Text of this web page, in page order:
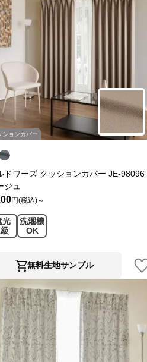
ションカバー
ドワーズ クッションカバー JE-98096
ジュ
円(税込)～
光
洗濯機
OK
無料生地サンプル